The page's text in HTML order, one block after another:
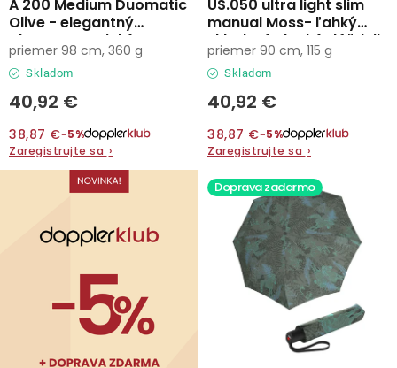
Kontakty
v
t
o
v
A 200 Medium Duomatic
Olive - elegantný
plnoautomatický
dáždnik
Skladom
40,92 €
38,87 €−5%
Zaregistrujte sa ›
priemer 98 cm, 360 g
US.050 ultra light slim
manual Moss- ľahký
skladací plochý dáždnik
Skladom
40,92 €
38,87 €−5%
Zaregistrujte sa ›
priemer 90 cm, 115 g
Doprava zadarmo